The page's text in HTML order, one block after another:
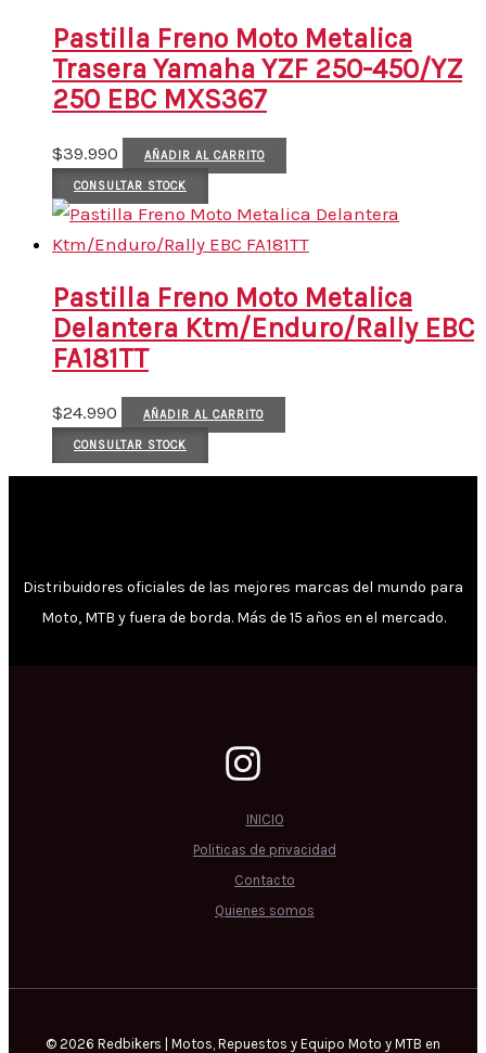
Pastilla Freno Moto Metalica
Trasera Yamaha YZF 250-450/YZ
250 EBC MXS367
$39.990 AÑADIR AL CARRITO
CONSULTAR STOCK
Pastilla Freno Moto Metalica
Delantera Ktm/Enduro/Rally EBC
FA181TT
$24.990 AÑADIR AL CARRITO
CONSULTAR STOCK
Distribuidores oficiales de las mejores marcas del mundo para
Moto, MTB y fuera de borda. Más de 15 años en el mercado.
INICIO
Politicas de privacidad
Contacto
Quienes somos
© 2026 Redbikers | Motos, Repuestos y Equipo Moto y MTB en